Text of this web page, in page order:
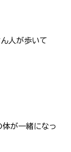
ん人が歩いて
体が一緒になっ